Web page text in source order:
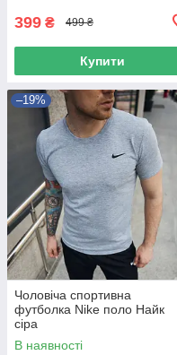
399 ₴ 499 ₴
Купити
–19%
Чоловіча спортивна
футболка Nike поло Найк
сіра
В наявності